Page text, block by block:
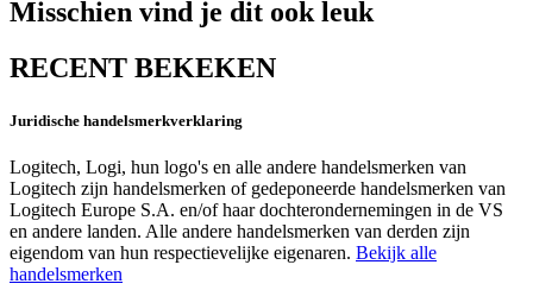
Misschien vind je dit ook leuk
RECENT BEKEKEN
Juridische handelsmerkverklaring
Logitech, Logi, hun logo's en alle andere handelsmerken van
Logitech zijn handelsmerken of gedeponeerde handelsmerken van
Logitech Europe S.A. en/of haar dochterondernemingen in de VS
en andere landen. Alle andere handelsmerken van derden zijn
eigendom van hun respectievelijke eigenaren. Bekijk alle
handelsmerken